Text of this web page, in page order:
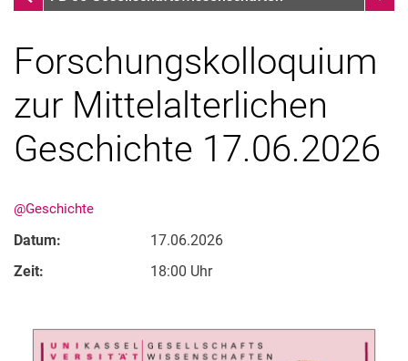
Forschungskolloquium
zur Mittelalterlichen
Geschichte 17.06.2026
@Geschichte
Datum:
17.06.2026
Zeit:
18:00 Uhr